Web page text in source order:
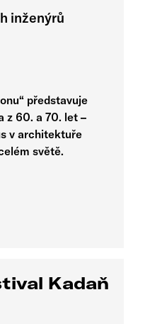
inženýrů
představuje
z 60. a 70. let –
v architektuře
světě.
Kadaň